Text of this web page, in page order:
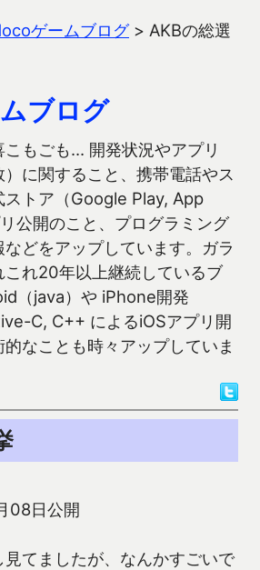
ゲームブログ> AKBの総選
ブログ
もごも… 開発状況やアプリ
）に関すること、携帯電話やス
ストア（Google Play, App
公開のこと、プログラミング
どをアップしています。ガラ
これ20年以上継続しているブ
（java）や iPhone開発
C, C++ によるiOSアプリ開
なことも時々アップしていま
08日公開
てましたが、なんかすごいで